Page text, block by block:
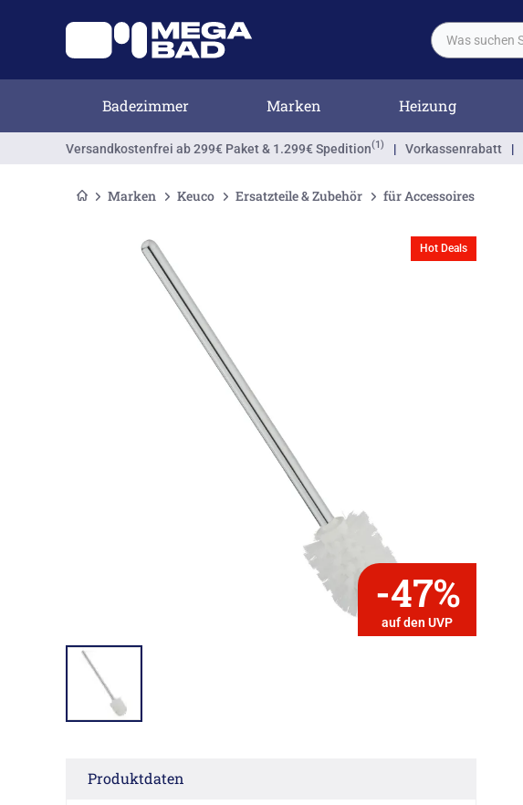
Badezimmer Marken Heizung
Versandkostenfrei ab 299€ Paket & 1.299€ Spedition(1) | Vorkassenrabatt |
Marken Keuco Ersatzteile & Zubehör für Accessoires
Hot Deals
-47%
auf den UVP
Produktdaten